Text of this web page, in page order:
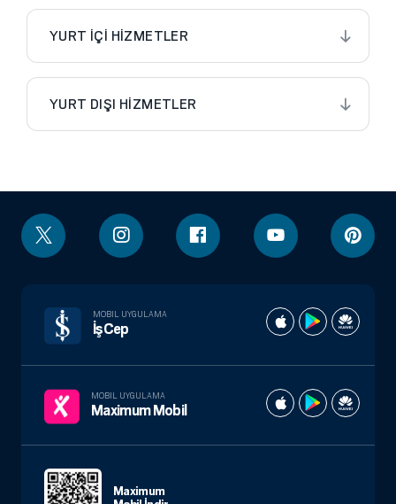
YURT İÇİ HİZMETLER
YURT DIŞI HİZMETLER
MOBIL UYGULAMA
İşCep
MOBIL UYGULAMA
Maximum Mobil
Maximum